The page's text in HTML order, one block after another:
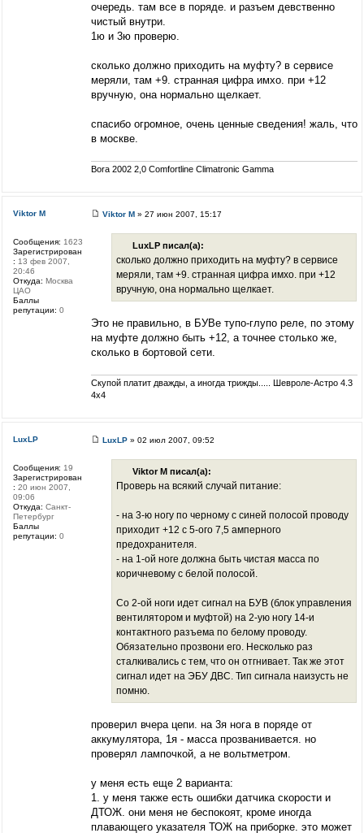
очередь. там все в поряде. и разъем девственно
чистый внутри.
1ю и 3ю проверю.
сколько должно приходить на муфту? в сервисе
меряли, там +9. странная цифра имхо. при +12
вручную, она нормально щелкает.
спасибо огромное, очень ценные сведения! жаль, что
в москве.
Bora 2002 2,0 Comfortline Climatronic Gamma
Viktor M» 27 июн 2007, 15:17
LuxLP писал(а):
сколько должно приходить на муфту? в сервисе
меряли, там +9. странная цифра имхо. при +12
вручную, она нормально щелкает.
Это не правильно, в БУВе тупо-глупо реле, по этому
на муфте должно быть +12, а точнее столько же,
сколько в бортовой сети.
Скупой платит дважды, а иногда трижды..... Шевроле-Астро 4.3
4х4
Viktor M
Сообщения: 1623
Зарегистрирован
: 13 фев 2007,
20:46
Откуда: Москва
ЦАО
Баллы
репутации: 0
LuxLP» 02 июл 2007, 09:52
Viktor M писал(а):
Проверь на всякий случай питание:
- на 3-ю ногу по черному с синей полосой проводу
приходит +12 с 5-ого 7,5 амперного
предохранителя.
- на 1-ой ноге должна быть чистая масса по
коричневому с белой полосой.
Со 2-ой ноги идет сигнал на БУВ (блок управления
вентилятором и муфтой) на 2-ую ногу 14-и
контактного разъема по белому проводу.
Обязательно прозвони его. Несколько раз
сталкивались с тем, что он отгнивает. Так же этот
сигнал идет на ЭБУ ДВС. Тип сигнала наизусть не
помню.
проверил вчера цепи. на 3я нога в поряде от
аккумулятора, 1я - масса прозванивается. но
проверял лампочкой, а не вольтметром.
у меня есть еще 2 варианта:
1. у меня также есть ошибки датчика скорости и
ДТОЖ. они меня не беспокоят, кроме иногда
плавающего указателя ТОЖ на приборке. это может
LuxLP
Сообщения: 19
Зарегистрирован
: 20 июн 2007,
09:06
Откуда: Санкт-
Петербург
Баллы
репутации: 0